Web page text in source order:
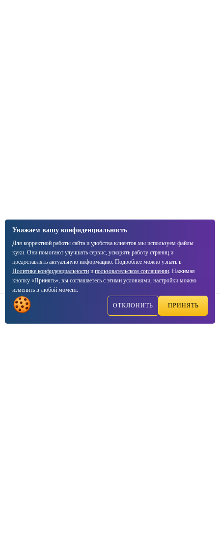
Позвонить
Уважаем вашу конфиденциальность
Для корректной работы сайта и удобства клиентов мы используем файлы
куки. Они помогают улучшать сервис, ускорять работу страниц и
предоставлять актуальную информацию. Подробнее можно узнать в
Политике конфиденциальности и пользовательском соглашении. Нажимая
кнопку «Принять», вы соглашаетесь с этими условиями, настройки можно
изменить в любой момент.
ОТКЛОНИТЬ ПРИНЯТЬ